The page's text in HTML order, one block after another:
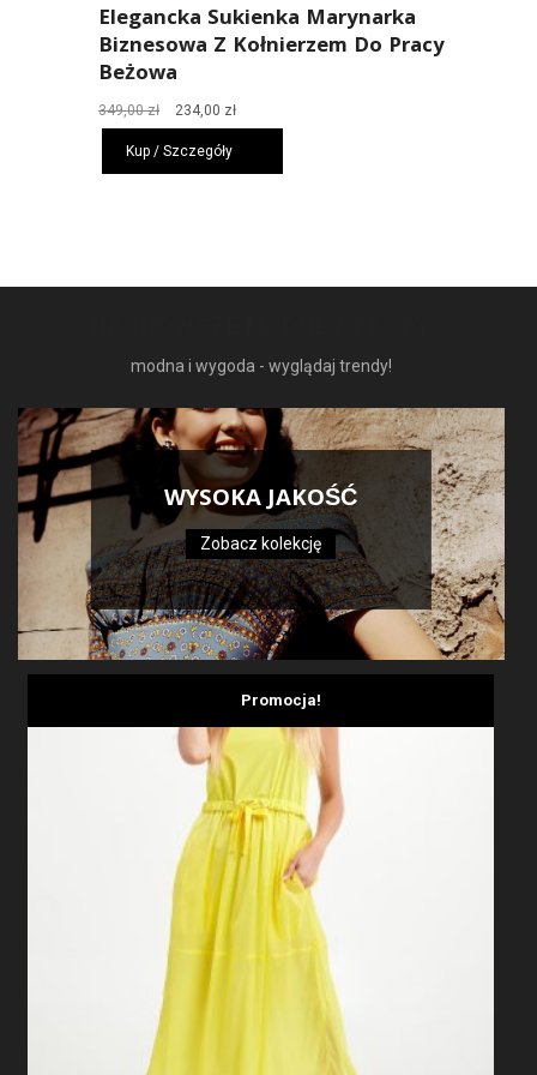
Elegancka Sukienka Marynarka
Biznesowa Z Kołnierzem Do Pracy
Beżowa
349,00zł
Pierwotna
cena
wynosiła:
349,00 zł.
234,00 złAktualna
cena
234,00 zł.
Kup / Szczegóły
modna i wygoda - wyglądaj trendy!
WYSOKA JAKOŚĆ
Zobacz kolekcję
Promocja!